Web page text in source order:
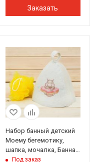
Заказать
Набор банный детский
Моему бегемотику,
шапка, мочалка, Банная
забава
Под заказ